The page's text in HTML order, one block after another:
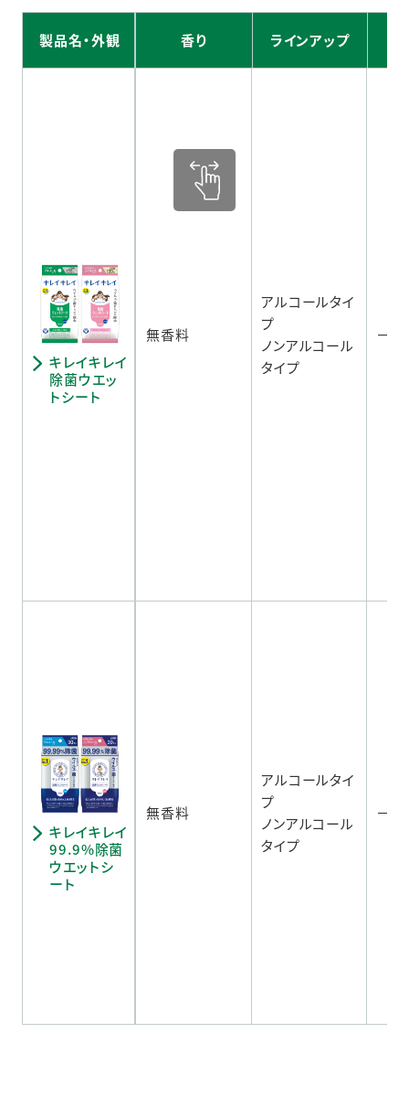
製品名・外観 香り ラインアップ
キレイキレイ
除菌ウエッ
トシート
無香料
アルコールタイ
プ
ノンアルコール
タイプ
－
キレイキレイ
99.9%除菌
ウエットシ
ート
無香料
アルコールタイ
プ
ノンアルコール
タイプ
－